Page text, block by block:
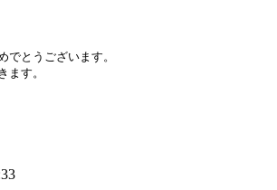
でとうございます。
ます。